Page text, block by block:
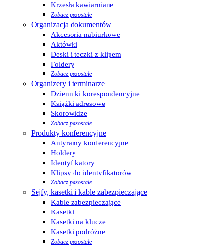
Krzesła kawiarniane
Zobacz pozostałe
Organizacja dokumentów
Akcesoria nabiurkowe
Aktówki
Deski i teczki z klipem
Foldery
Zobacz pozostałe
Organizery i terminarze
Dzienniki korespondencyjne
Książki adresowe
Skorowidze
Zobacz pozostałe
Produkty konferencyjne
Antyramy konferencyjne
Holdery
Identyfikatory
Klipsy do identyfikatorów
Zobacz pozostałe
Sejfy, kasetki i kable zabezpieczające
Kable zabezpieczające
Kasetki
Kasetki na klucze
Kasetki podróżne
Zobacz pozostałe